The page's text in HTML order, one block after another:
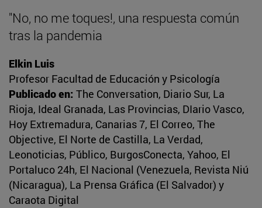
"No, no me toques!, una respuesta común
tras la pandemia
Elkin Luis
Profesor Facultad de Educación y Psicología
Publicado en: The Conversation, Diario Sur, La
Rioja, Ideal Granada, Las Provincias, DIario Vasco,
Hoy Extremadura, Canarias 7, El Correo, The
Objective, El Norte de Castilla, La Verdad,
Leonoticias, Público, BurgosConecta, Yahoo, El
Portaluco 24h, El Nacional (Venezuela, Revista Niú
(Nicaragua), La Prensa Gráfica (El Salvador) y
Caraota Digital